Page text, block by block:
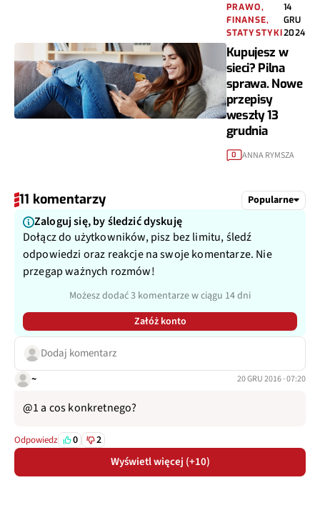
PRAWO,
FINANSE,
STATYSTYKI
14
GRU
2024
Kupujesz w
sieci? Pilna
sprawa. Nowe
przepisy
weszły 13
grudnia
0 ANNA RYMSZA
11 komentarzy Popularne
Zaloguj się, by śledzić dyskuję
Dołącz do użytkowników, pisz bez limitu, śledź
odpowiedzi oraz reakcje na swoje komentarze. Nie
przegap ważnych rozmów!
Możesz dodać 3 komentarze w ciągu 14 dni
Załóż konto
Dodaj komentarz
~ 20 GRU 2016 · 07:20
@1 a cos konkretnego?
Odpowiedz 0 2
Wyświetl więcej (+10)